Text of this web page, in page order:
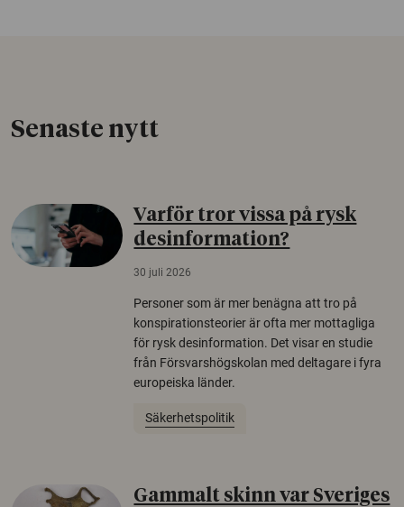
Senaste nytt
Varför tror vissa på rysk
desinformation?
30 juli 2026
Personer som är mer benägna att tro på
konspirationsteorier är ofta mer mottagliga
för rysk desinformation. Det visar en studie
från Försvarshögskolan med deltagare i fyra
europeiska länder.
Säkerhetspolitik
Gammalt skinn var Sveriges